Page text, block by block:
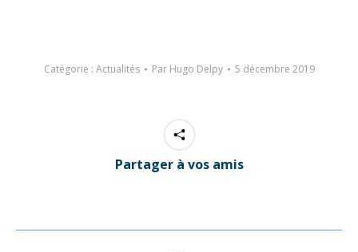
Catégorie : Actualités Par Hugo Delpy 5 décembre 2019
Partager à vos amis